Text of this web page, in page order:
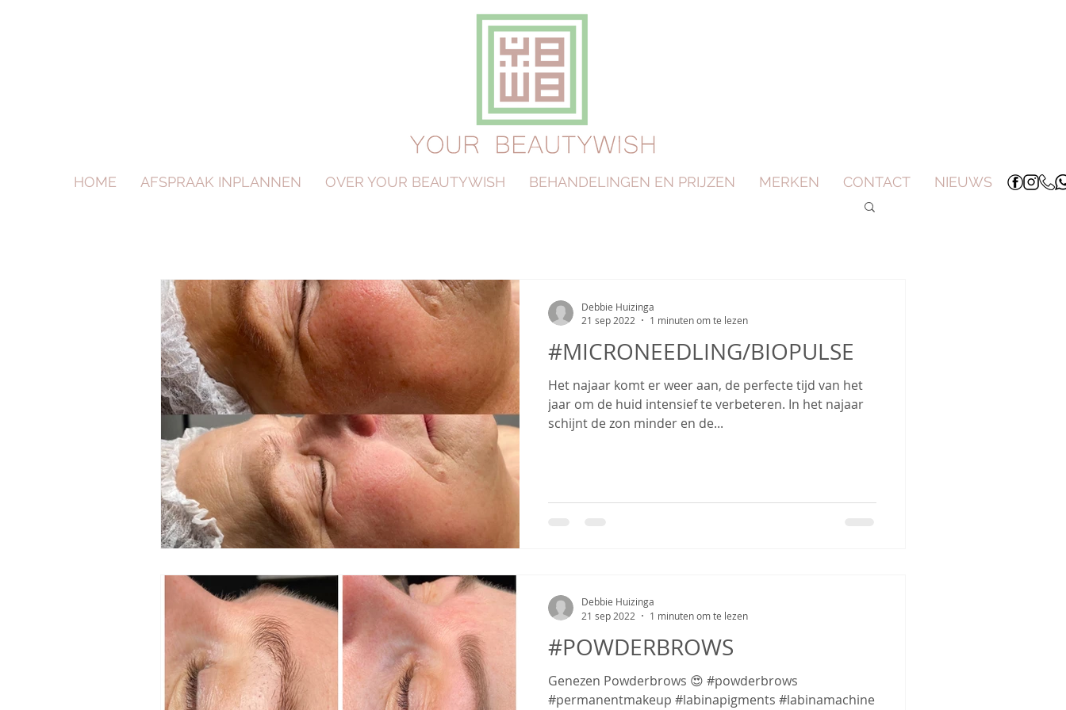
HOME AFSPRAAK INPLANNEN OVER YOUR BEAUTYWISH BEHANDELINGEN EN PRIJZEN MERKEN CONTACT NIEUWS
#MICRONEEDLING/BIOPULSE
Het najaar komt er weer aan, de perfecte tijd van het
jaar om de huid intensief te verbeteren. In het najaar
schijnt de zon minder en de...
Debbie Huizinga
21 sep 2022
1 minuten om te lezen
#POWDERBROWS
Genezen Powderbrows 😍 #powderbrows
#permanentmakeup #labinapigments #labinamachine
Debbie Huizinga
21 sep 2022
1 minuten om te lezen